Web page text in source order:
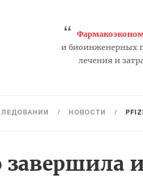
“
и биоинженерных
лечения и
/ НОВОСТИ /
завершила